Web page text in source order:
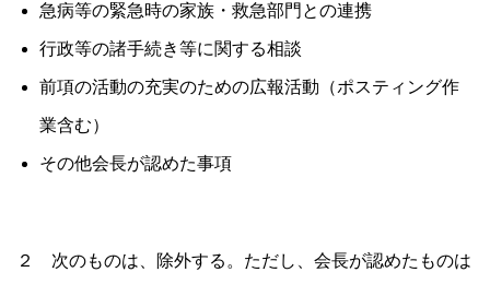
急病等の緊急時の家族・救急部門との連携
行政等の諸手続き等に関する相談
前項の活動の充実のための広報活動（ポスティング作
業含む）
その他会長が認めた事項
２ 次のものは、除外する。ただし、会長が認めたものは